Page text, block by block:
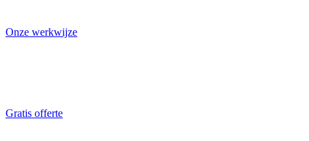
Onze werkwijze
Gratis offerte